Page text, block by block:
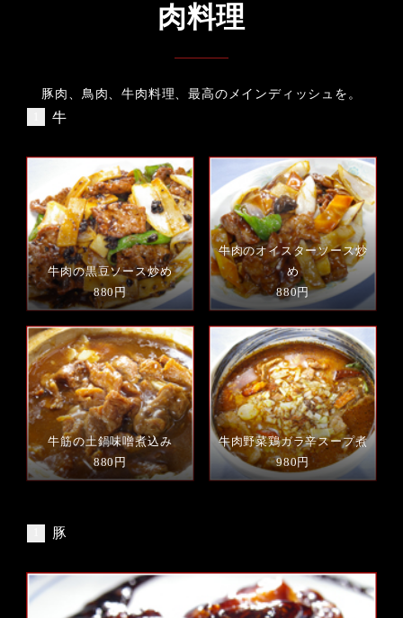
肉料理
豚肉、鳥肉、牛肉料理、最高のメインディッシュを。
牛
牛肉の黒豆ソース炒め
880円
牛肉のオイスターソース炒
め
880円
牛筋の土鍋味噌煮込み
880円
牛肉野菜鶏ガラ辛スープ煮
980円
豚